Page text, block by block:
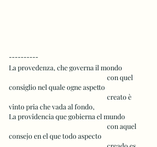
----------
La provedenza, che governa il mondo
consiglio nel quale ogne aspetto
vinto pria che vada al fondo,
La providencia que gobierna el mundo
consejo en el que todo aspecto